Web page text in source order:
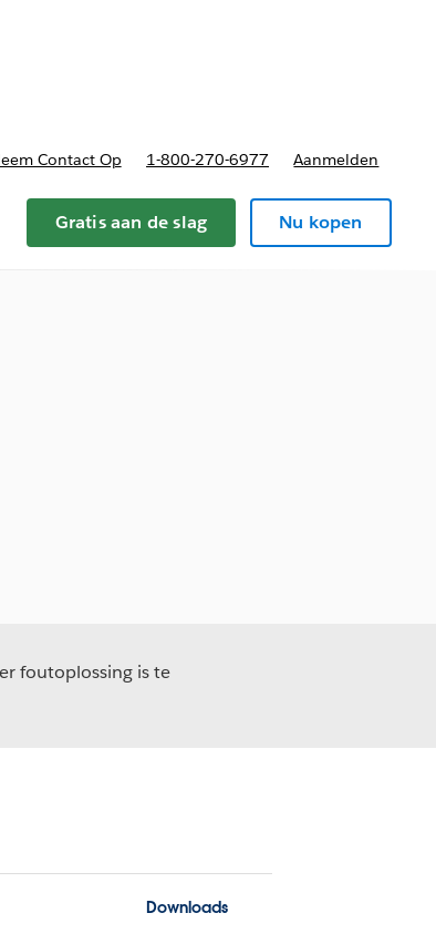
for Plannen en prijzen
Contact Op 1-800-270-6977 Aanmelden
Gratis aan de slag Nu kopen
foutoplossing is te
Downloads